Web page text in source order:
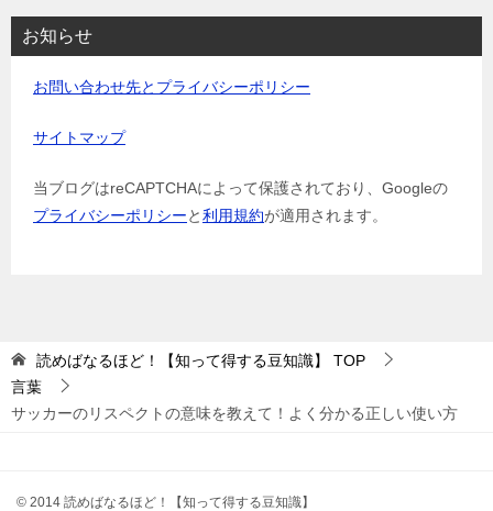
お知らせ
お問い合わせ先とプライバシーポリシー
サイトマップ
当ブログはreCAPTCHAによって保護されており、Googleの
プライバシーポリシーと利用規約が適用されます。
読めばなるほど！【知って得する豆知識】
TOP
言葉
サッカーのリスペクトの意味を教えて！よく分かる正しい使い方
© 2014 読めばなるほど！【知って得する豆知識】